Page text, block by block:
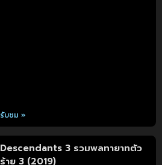
รับชม »
Descendants 3 รวมพลทายาทตัว
ร้าย 3 (2019)